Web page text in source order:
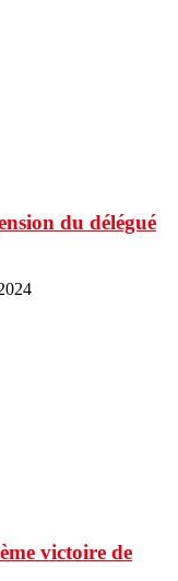
du délégué
victoire de